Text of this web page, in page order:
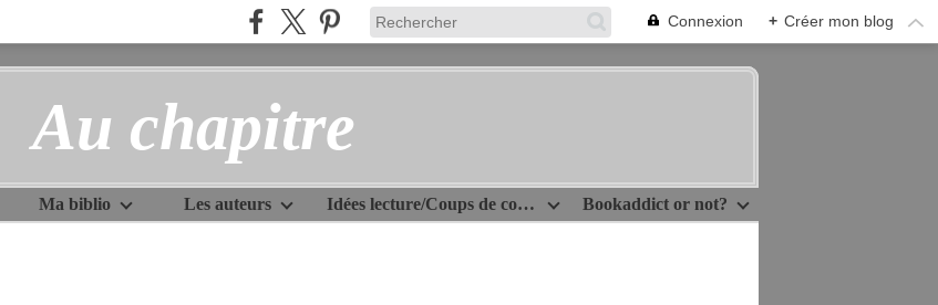
Connexion + Créer mon blog
Au chapitre
Ma biblio Les auteurs Idées lecture/Coups de coeur Bookaddict or not?